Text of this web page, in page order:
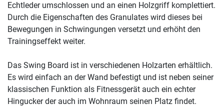
Echtleder umschlossen und an einen Holzgriff komplettiert.
Durch die Eigenschaften des Granulates wird dieses bei
Bewegungen in Schwingungen versetzt und erhöht den
Trainingseffekt weiter.
Das Swing Board ist in verschiedenen Holzarten erhältlich.
Es wird einfach an der Wand befestigt und ist neben seiner
klassischen Funktion als Fitnessgerät auch ein echter
Hingucker der auch im Wohnraum seinen Platz findet.